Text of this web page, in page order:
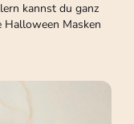
kannst du ganz
Masken